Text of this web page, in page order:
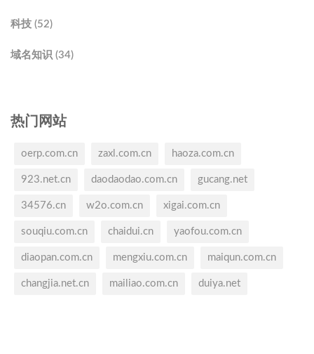
科技 (52)
域名知识 (34)
热门网站
oerp.com.cn zaxl.com.cn haoza.com.cn
923.net.cn daodaodao.com.cn gucang.net
34576.cn w2o.com.cn xigai.com.cn
souqiu.com.cn chaidui.cn yaofou.com.cn
diaopan.com.cn mengxiu.com.cn maiqun.com.cn
changjia.net.cn mailiao.com.cn duiya.net